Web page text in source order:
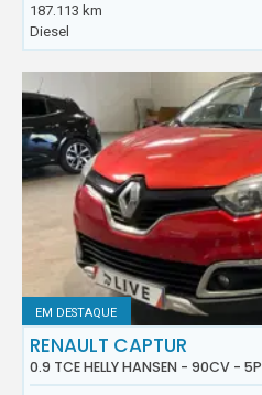
187.113 km
Diesel
EM DESTAQUE
RENAULT CAPTUR
0.9 TCE HELLY HANSEN - 90CV - 5P